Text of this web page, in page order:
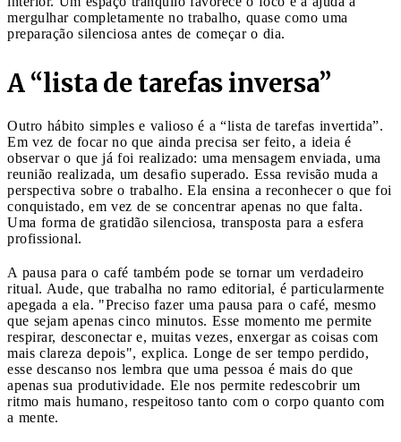
mergulhar completamente no trabalho, quase como uma
preparação silenciosa antes de começar o dia.
A “lista de tarefas inversa”
Outro hábito simples e valioso é a “lista de tarefas invertida”.
Em vez de focar no que ainda precisa ser feito, a ideia é
observar o que já foi realizado: uma mensagem enviada, uma
reunião realizada, um desafio superado. Essa revisão muda a
perspectiva sobre o trabalho. Ela ensina a reconhecer o que foi
conquistado, em vez de se concentrar apenas no que falta.
Uma forma de gratidão silenciosa, transposta para a esfera
profissional.
A pausa para o café também pode se tornar um verdadeiro
ritual. Aude, que trabalha no ramo editorial, é particularmente
apegada a ela. "Preciso fazer uma pausa para o café, mesmo
que sejam apenas cinco minutos. Esse momento me permite
respirar, desconectar e, muitas vezes, enxergar as coisas com
mais clareza depois", explica. Longe de ser tempo perdido,
esse descanso nos lembra que uma pessoa é mais do que
apenas sua produtividade. Ele nos permite redescobrir um
ritmo mais humano, respeitoso tanto com o corpo quanto com
a mente.